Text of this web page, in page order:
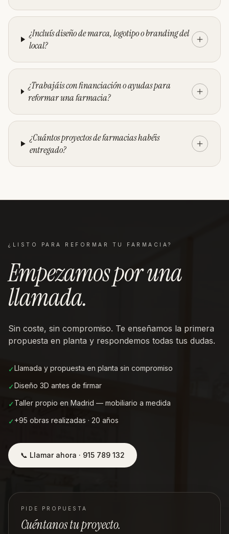
¿Incluís diseño de marca, logotipo o branding del
local?
¿Trabajáis con financiación o ayudas para
reformar una farmacia?
¿Cuántos proyectos de farmacias habéis
entregado?
¿LISTO PARA REFORMAR TU FARMACIA ?
Empezamos por una
llamada.
Sin coste, sin compromiso. Te enseñamos la primera
propuesta en planta y respondemos todas tus dudas.
✓Llamada y propuesta en planta sin compromiso
✓Diseño 3D antes de firmar
✓Taller propio en Madrid — mobiliario a medida
✓+95 obras realizadas · 20 años
📞 Llamar ahora · 915 789 132
PIDE PROPUESTA
Cuéntanos tu proyecto.